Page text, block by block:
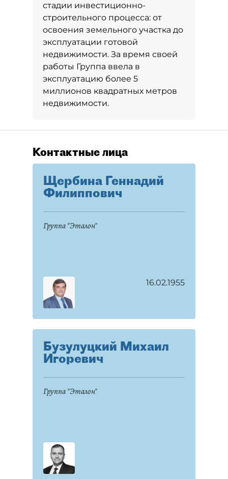
стадии инвестиционно-
строительного процесса: от
освоения земельного участка до
эксплуатации готовой
недвижимости. За время своей
работы Группа ввела в
эксплуатацию более 5
миллионов квадратных метров
недвижимости.
Контактные лица
Щербина Геннадий
Филиппович
Группа "Эталон"
16.02.1955
Бузулуцкий Михаил
Игоревич
Группа "Эталон"